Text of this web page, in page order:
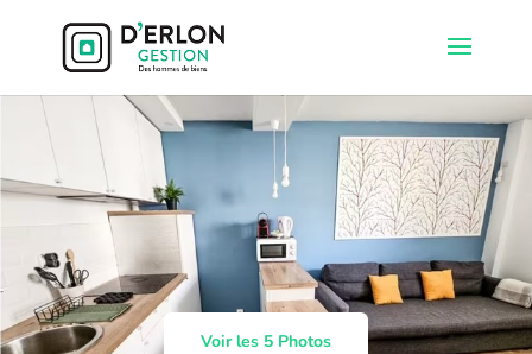
Voir les 5 Photos